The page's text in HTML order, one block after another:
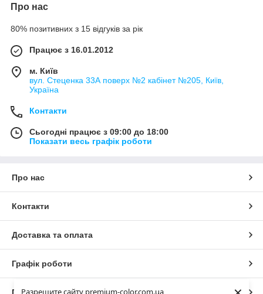
Разрешите сайту premium-color.com.ua
Про нас
80% позитивних з 15 відгуків за рік
Працює з 16.01.2012
м. Київ
вул. Стеценка 33А поверх №2 кабінет №205, Київ,
Україна
Контакти
Сьогодні працює з 09:00 до 18:00
Показати весь графік роботи
Про нас
Контакти
Доставка та оплата
Графік роботи